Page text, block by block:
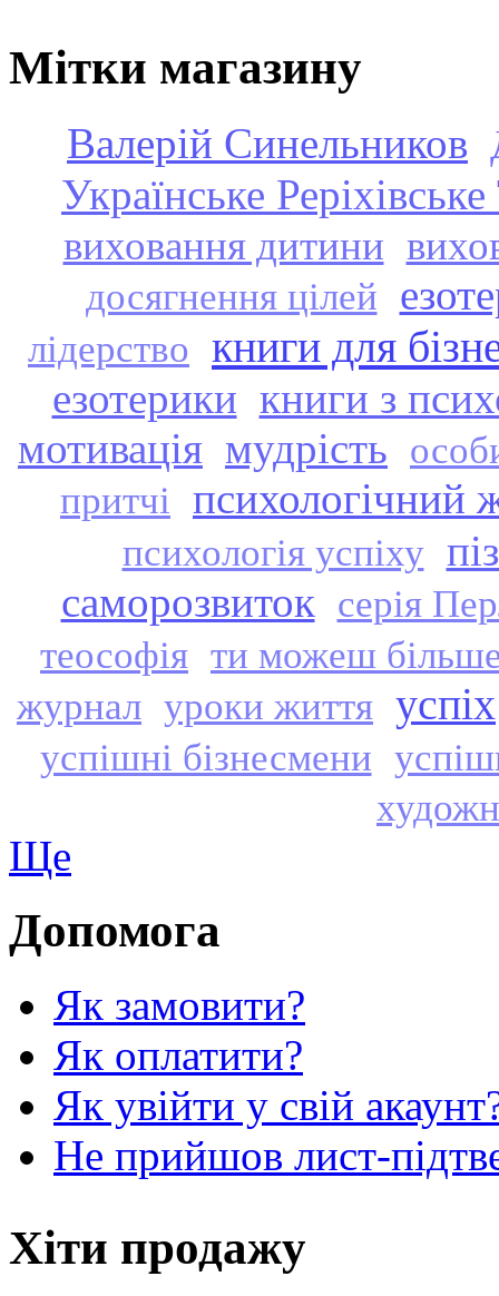
Мітки магазину
Валерій Синельников
Українське
виховання дитини
досягнення цілей
лідерство книги для
езотерики книги з
мотивація мудрість
притчі психологічний
психологія успіху
саморозвиток серія
теософія ти можеш
журнал уроки життя успіх
успішні бізнесмени
Ще
Допомога
Як замовити?
Як оплатити?
Як увійти у свій
Не прийшов лист-
Хіти продажу